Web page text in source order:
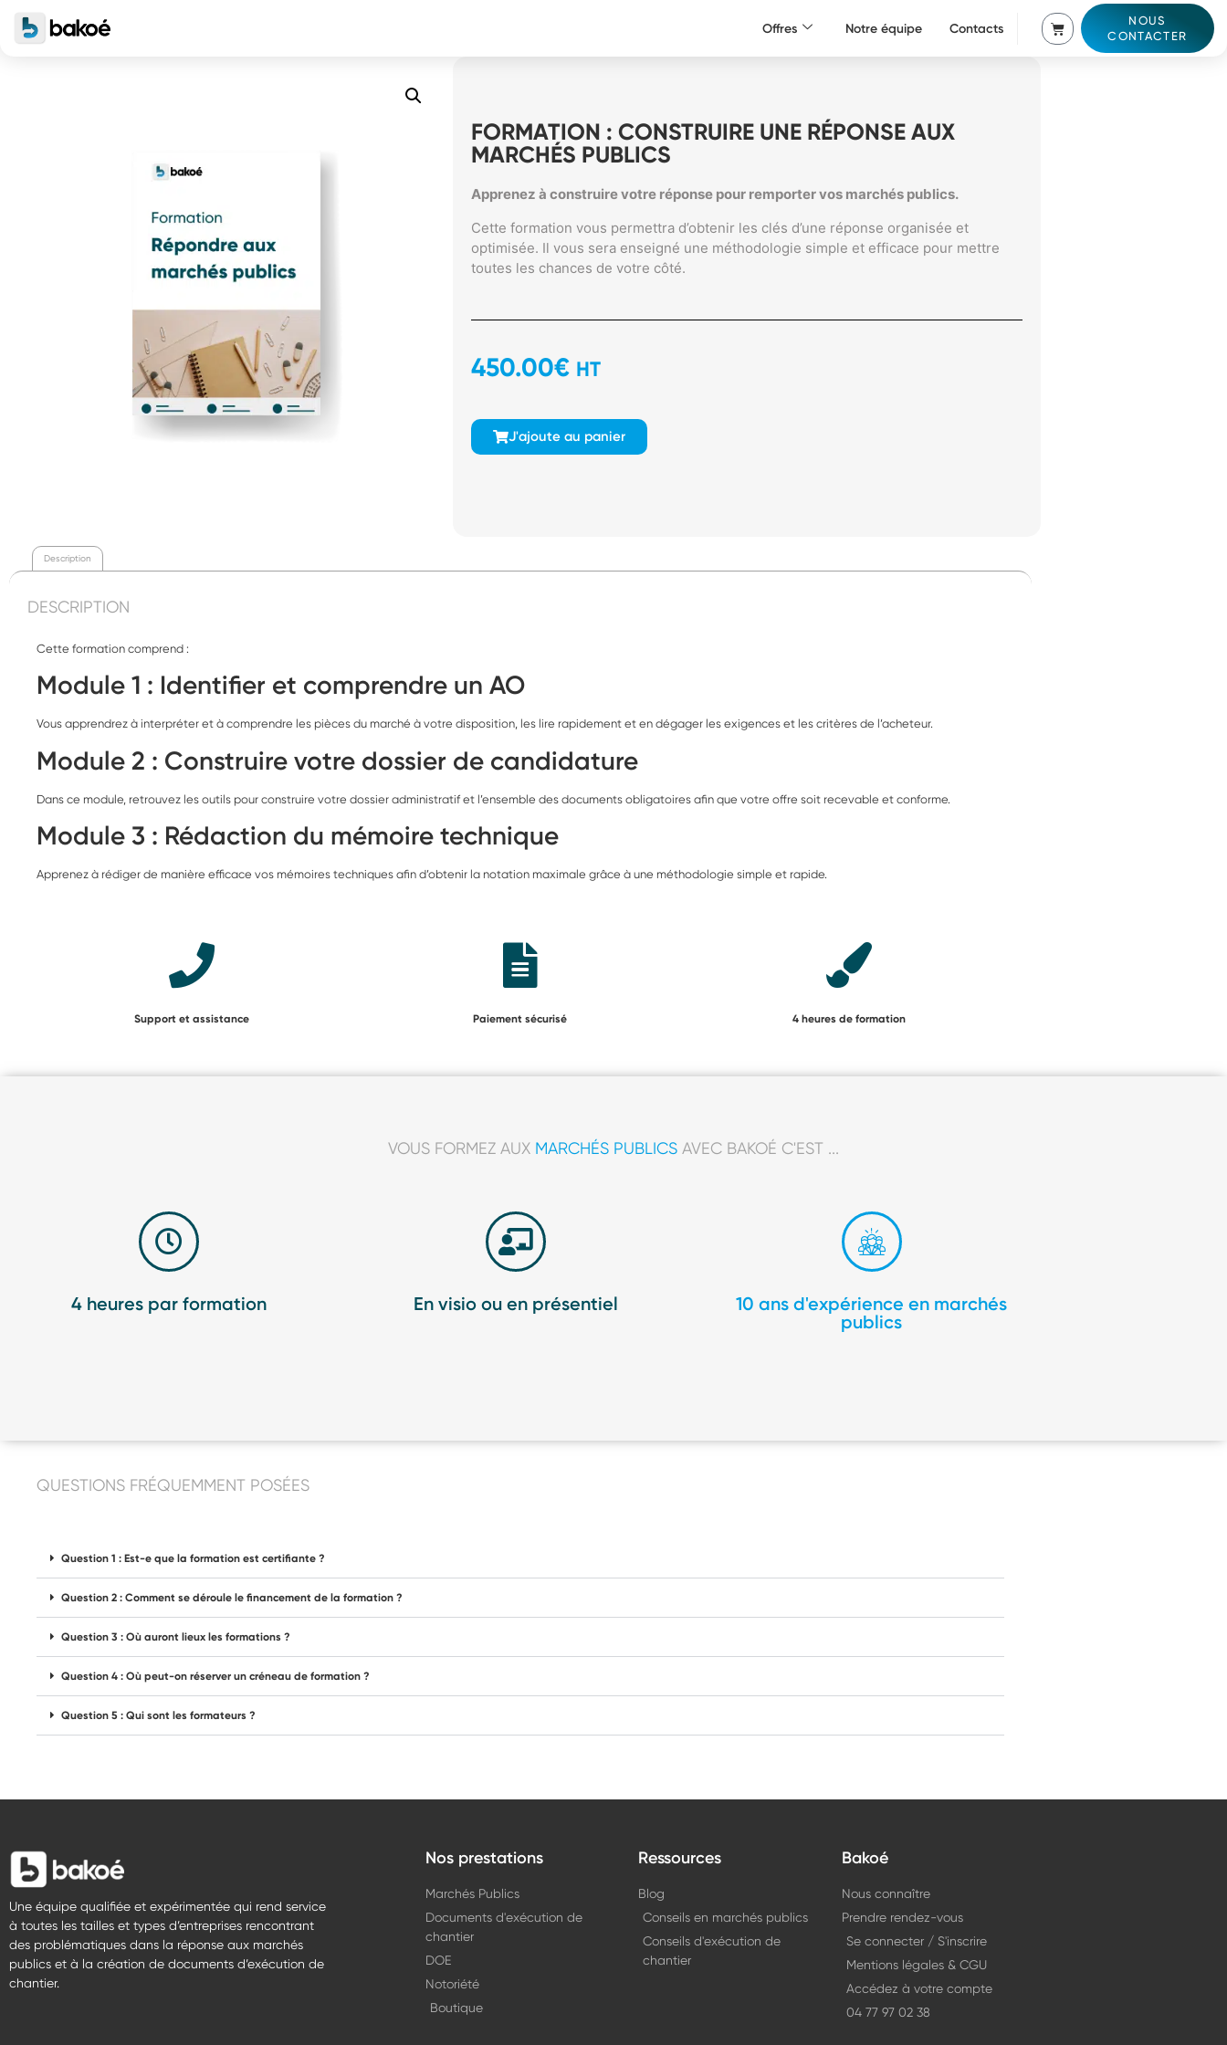
Offres Notre équipe Contacts
NOUS
CONTACTER
FORMATION : CONSTRUIRE UNE RÉPONSE AUX
MARCHÉS PUBLICS
Apprenez à construire votre réponse pour remporter vos marchés publics.
Cette formation vous permettra d’obtenir les clés d’une réponse organisée et
optimisée. Il vous sera enseigné une méthodologie simple et efficace pour mettre
toutes les chances de votre côté.
450.00€ HT
J'ajoute au panier
Description
DESCRIPTION
Cette formation comprend :
Module 1 : Identifier et comprendre un AO
Vous apprendrez à interpréter et à comprendre les pièces du marché à votre disposition, les lire rapidement et en dégager les exigences et les critères de l’acheteur.
Module 2 : Construire votre dossier de candidature
Dans ce module, retrouvez les outils pour construire votre dossier administratif et l’ensemble des documents obligatoires afin que votre offre soit recevable et conforme.
Module 3 : Rédaction du mémoire technique
Apprenez à rédiger de manière efficace vos mémoires techniques afin d’obtenir la notation maximale grâce à une méthodologie simple et rapide.
Support et assistance Paiement sécurisé 4 heures de formation
VOUS FORMEZ AUX MARCHÉS PUBLICS AVEC BAKOÉ C'EST ...
4 heures par formation En visio ou en présentiel
10 ans d'expérience en marchés
publics
QUESTIONS FRÉQUEMMENT POSÉES
Question 1 : Est-e que la formation est certifiante ?
Question 2 : Comment se déroule le financement de la formation ?
Question 3 : Où auront lieux les formations ?
Question 4 : Où peut-on réserver un créneau de formation ?
Question 5 : Qui sont les formateurs ?
Une équipe qualifiée et expérimentée qui rend service
à toutes les tailles et types d’entreprises rencontrant
des problématiques dans la réponse aux marchés
publics et à la création de documents d’exécution de
chantier.
Nos prestations
Marchés Publics
Documents d'exécution de
chantier
DOE
Notoriété
Boutique
Ressources
Blog
Conseils en marchés publics
Conseils d'exécution de
chantier
Bakoé
Nous connaître
Prendre rendez-vous
Se connecter / S'inscrire
Mentions légales & CGU
Accédez à votre compte
04 77 97 02 38